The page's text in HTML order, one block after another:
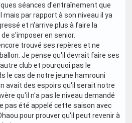
séances d'entraînement que
mais par rapport à son niveau il ya
et n'arrive plus à faire la
s'imposer en senior.
trouvé ses repères et ne
Je pense qu'il devrait faire ses
club et pourquoi pas le
le cas de notre jeune hamrouni
avait des espoirs qu'il serait notre
qu'il n'a pas le niveau demandé
pas été appelé cette saison avec
pour prouver qu'il peut revenir à